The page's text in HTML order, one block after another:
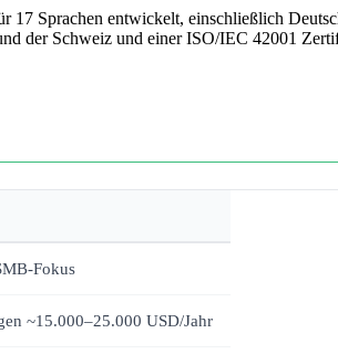
Sprachen entwickelt, einschließlich
der Schweiz und einer ISO/IEC 42001
Fokus
~15.000–25.000 USD/Jahr